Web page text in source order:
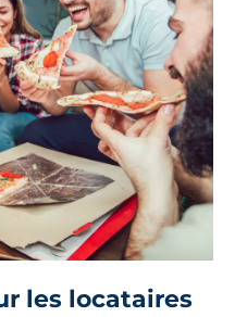
les locataires